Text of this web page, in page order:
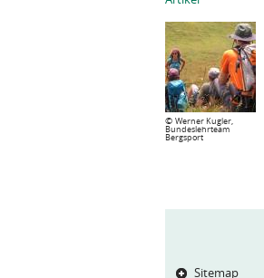
© Werner Kugler,
Bundeslehrteam
Bergsport
Sitemap